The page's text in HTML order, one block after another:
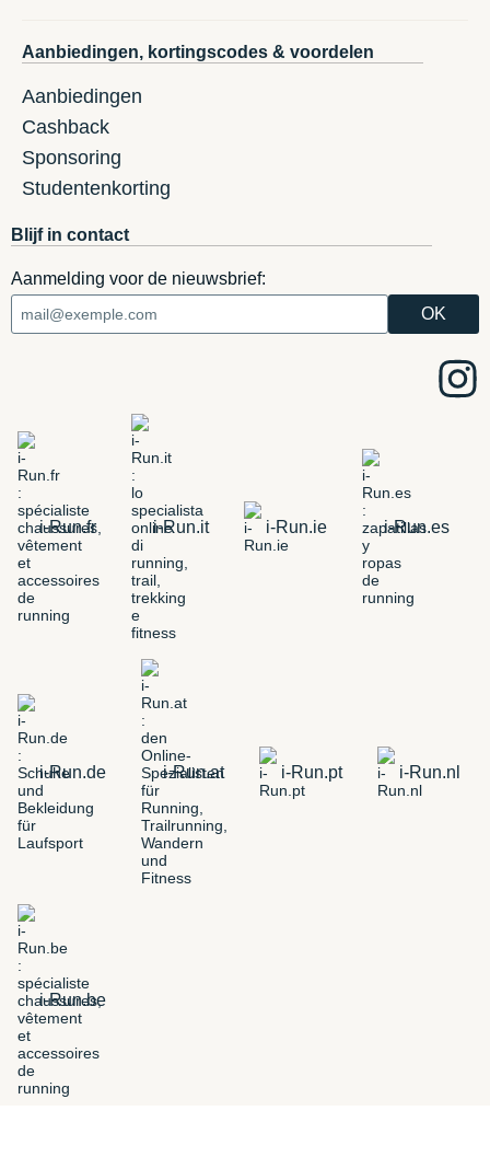
Aanbiedingen, kortingscodes & voordelen
Aanbiedingen
Cashback
Sponsoring
Studentenkorting
Blijf in contact
Aanmelding voor de nieuwsbrief:
i-Run.fr i-Run.it i-Run.ie i-Run.es
i-Run.de i-Run.at i-Run.pt i-Run.nl
i-Run.be